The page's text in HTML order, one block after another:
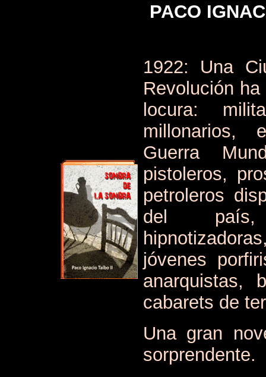
PACO
1922: Una
Revolución
locura:
millonarios,
Guerra
pistoleros,
petroleros
del país,
jóvenes
anarquistas,
cabarets de
Una gran
sorprendente.